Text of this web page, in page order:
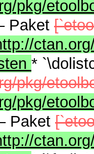
pkg/
Paket
*
pkg/
pkg/
Paket